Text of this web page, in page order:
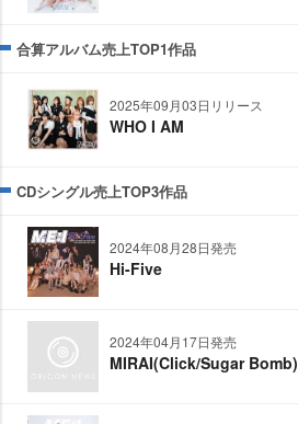
合算アルバム売上TOP1作品
2025年09月03日リリース
WHO I AM
CDシングル売上TOP3作品
2024年08月28日発売
Hi-Five
2024年04月17日発売
MIRAI(Click/Sugar Bomb)